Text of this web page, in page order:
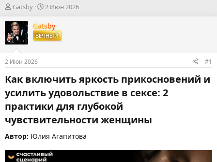
А
т
о
р
т
е
м
ы
Gatsby
Д
т
а
н
а
л
а
2 Июн 2026
Gatsby
ВЕЧНЫЙ
2 Июн 2026 #1
Как включить яркость прикосновений и
усилить удовольствие в сексе: 2
практики для глубокой
чувствительности женщины​
Автор: Юлия Агапитова